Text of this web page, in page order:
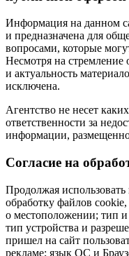
Информация на данном
и предназначена для
вопросами, которые
Несмотря на стремление
и актуальность
исключена.
Агентство не несет
ответственности за
информации,
Cогласие на
Продолжая использовать
обработку файлов
о местоположении; тип
тип устройства и
пришел на сайт
рекламе; язык ОС и